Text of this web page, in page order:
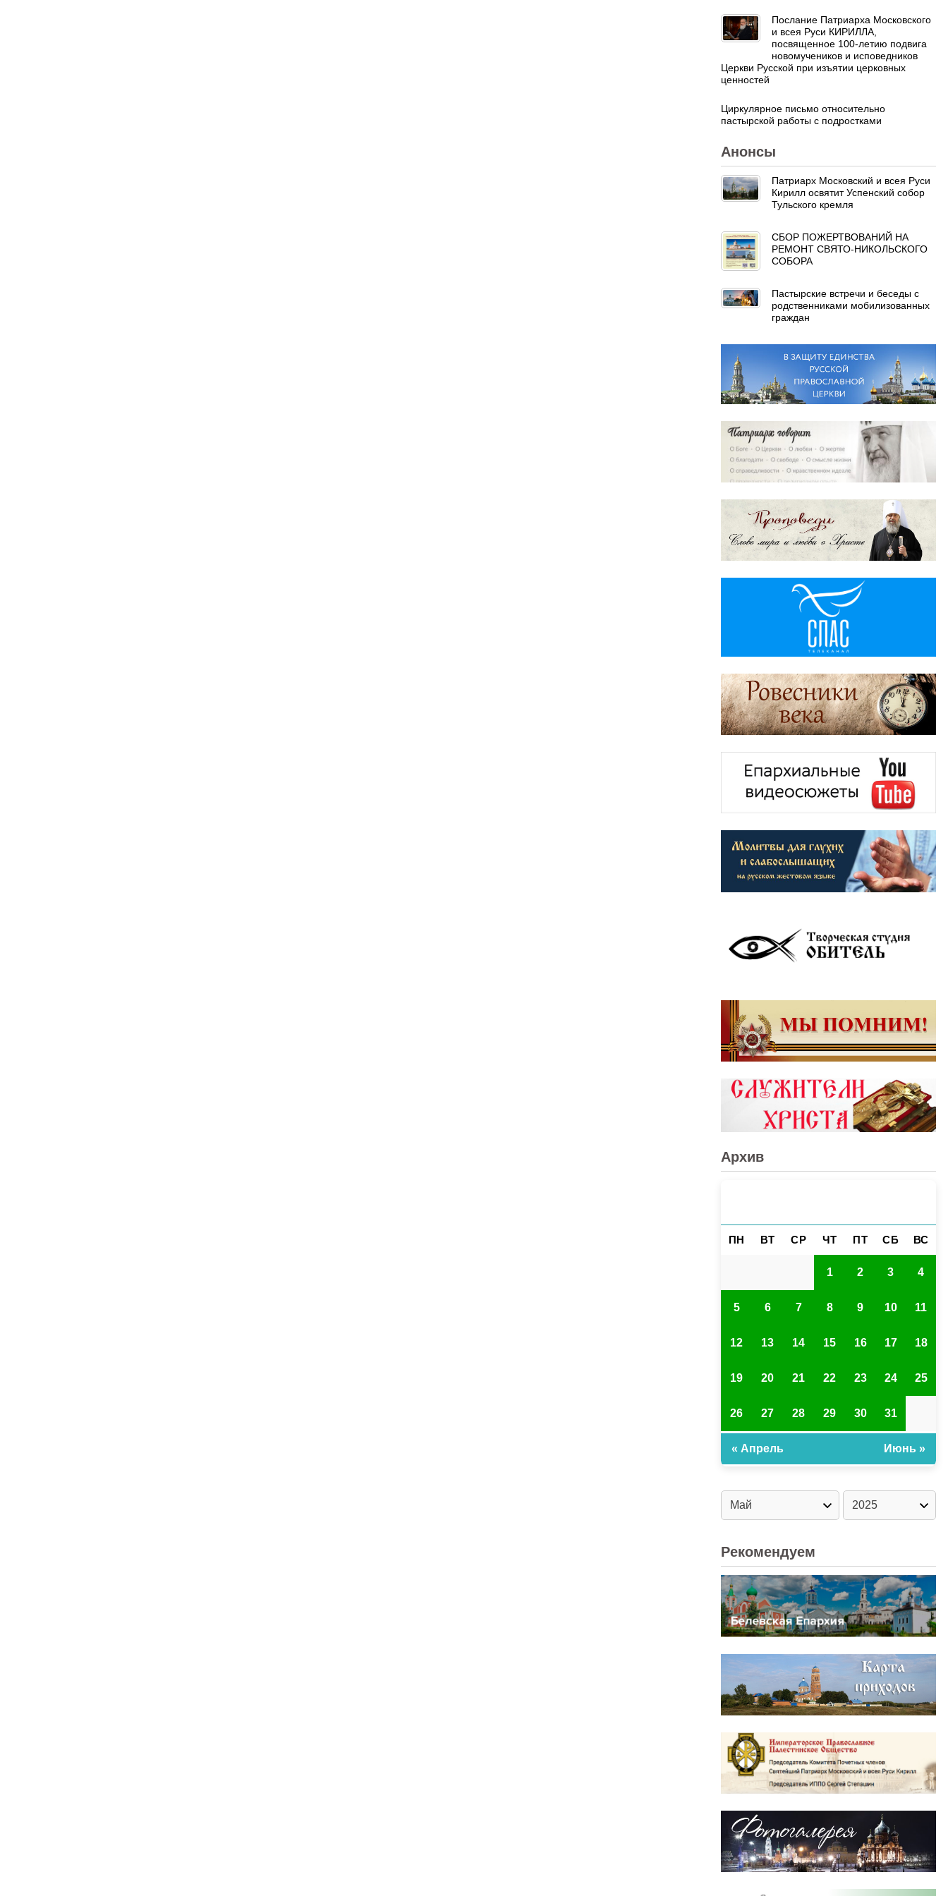
Послание Патриарха Московского
и всея Руси КИРИЛЛА,
посвященное 100-летию подвига
новомучеников и исповедников
Церкви Русской при изъятии церковных
ценностей
Циркулярное письмо относительно
пастырской работы с подростками
Анонсы
Патриарх Московский и всея Руси
Кирилл освятит Успенский собор
Тульского кремля
СБОР ПОЖЕРТВОВАНИЙ НА
РЕМОНТ СВЯТО-НИКОЛЬСКОГО
СОБОРА
Пастырские встречи и беседы с
родственниками мобилизованных
граждан
Архив
ПН ВТ СР ЧТ ПТ СБ ВС
1 2 3 4
5 6 7 8 9 10 11
12 13 14 15 16 17 18
19 20 21 22 23 24 25
26 27 28 29 30 31
« Апрель Июнь »
Рекомендуем